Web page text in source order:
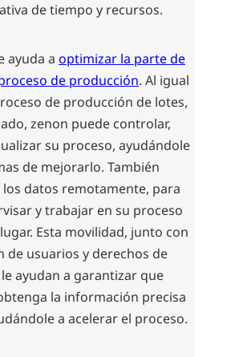
de tiempo y recursos.
ayuda a optimizar la parte de
de producción. Al igual
de producción de lotes,
zenon puede controlar,
su proceso, ayudándole
de mejorarlo. También
los datos remotamente, para
y trabajar en su proceso
Esta movilidad, junto con
de usuarios y derechos de
ayudan a garantizar que
la información precisa
a acelerar el proceso.